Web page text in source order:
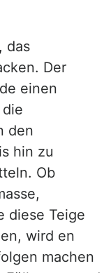
, das
Der
einen
den
hin zu
Ob
diese Teige
wird en
machen